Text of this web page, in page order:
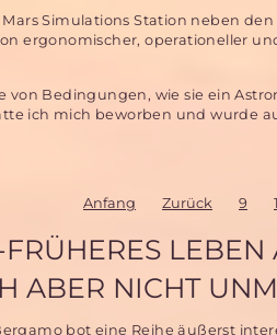
Simulations Station neben
ergonomischer, operationeller
von Bedingungen, wie sie ein
ich mich beworben und wurde
Anfang Zurück 9
ABER NICHT
bot eine Reihe äußerst